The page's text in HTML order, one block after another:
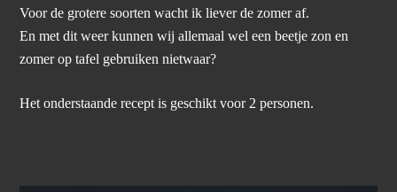
Voor de grotere soorten wacht ik liever de zomer af.
En met dit weer kunnen wij allemaal wel een beetje zon en
zomer op tafel gebruiken nietwaar?
Het onderstaande recept is geschikt voor 2 personen.